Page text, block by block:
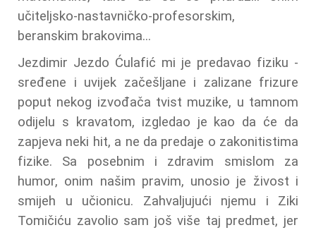
učiteljsko-nastavničko-profesorskim,
beranskim brakovima...
Jezdimir Jezdo Ćulafić mi je predavao fiziku -
sređene i uvijek začešljane i zalizane frizure
poput nekog izvođača tvist muzike, u tamnom
odijelu s kravatom, izgledao je kao da će da
zapjeva neki hit, a ne da predaje o zakonitistima
fizike. Sa posebnim i zdravim smislom za
humor, onim našim pravim, unosio je živost i
smijeh u učionicu. Zahvaljujući njemu i Ziki
Tomičiću zavolio sam još više taj predmet, jer